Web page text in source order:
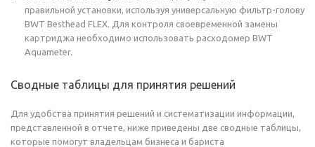
правильной установки, используя универсальную фильтр-голову
BWT Besthead FLEX. Для контроля своевременной замены
картриджа необходимо использовать расходомер BWT
Aquameter.
Сводные таблицы для принятия решений
Для удобства принятия решений и систематизации информации,
представленной в отчете, ниже приведены две сводные таблицы,
которые помогут владельцам бизнеса и бариста